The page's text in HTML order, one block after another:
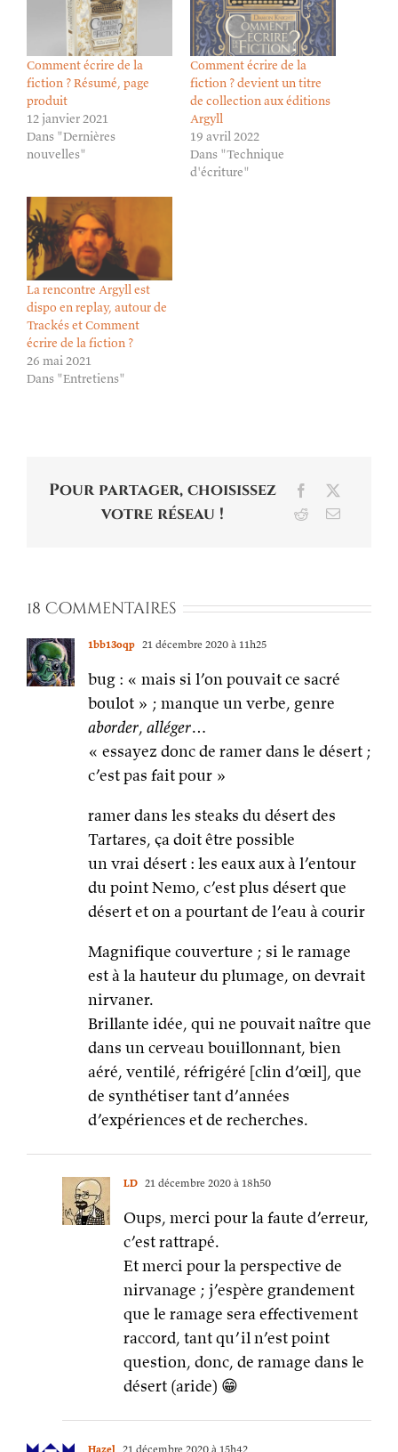
Comment écrire de la
fiction ? Résumé, page
produit
12 janvier 2021
Dans "Dernières
nouvelles"
Comment écrire de la
fiction ? devient un titre
de collection aux éditions
Argyll
19 avril 2022
Dans "Technique
d'écriture"
La rencontre Argyll est
dispo en replay, autour de
Trackés et Comment
écrire de la fiction ?
26 mai 2021
Dans "Entretiens"
Pour partager, choisissez
votre réseau !
Facebook
RedditEmail
18 Commentaires
1bb13oqp 21 décembre 2020 à 11h25
bug : « mais si l’on pouvait ce sacré
boulot » ; manque un verbe, genre
aborder, alléger…
« essayez donc de ramer dans le désert ;
c’est pas fait pour »
ramer dans les steaks du désert des
Tartares, ça doit être possible
un vrai désert : les eaux aux à l’entour
du point Nemo, c’est plus désert que
désert et on a pourtant de l’eau à courir
Magnifique couverture ; si le ramage
est à la hauteur du plumage, on devrait
nirvaner.
Brillante idée, qui ne pouvait naître que
dans un cerveau bouillonnant, bien
aéré, ventilé, réfrigéré [clin d’œil], que
de synthétiser tant d’années
d’expériences et de recherches.
LD 21 décembre 2020 à 18h50
Oups, merci pour la faute d’erreur,
c’est rattrapé.
Et merci pour la perspective de
nirvanage ; j’espère grandement
que le ramage sera effectivement
raccord, tant qu’il n’est point
question, donc, de ramage dans le
désert (aride) 😁
Hazel 21 décembre 2020 à 15h42